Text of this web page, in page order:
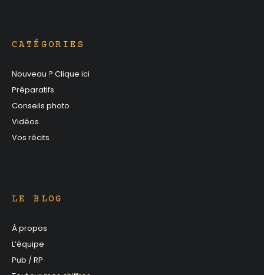
CATÉGORIES
Nouveau ? Clique ici
Préparatifs
Conseils photo
Vidéos
Vos récits
LE BLOG
À propos
L’équipe
Pub / RP